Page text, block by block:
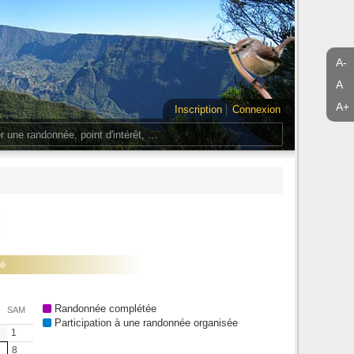
A-
A
A+
Inscription
Connexion
SAM
1
8
Randonnée complétée
Participation à une randonnée organisée